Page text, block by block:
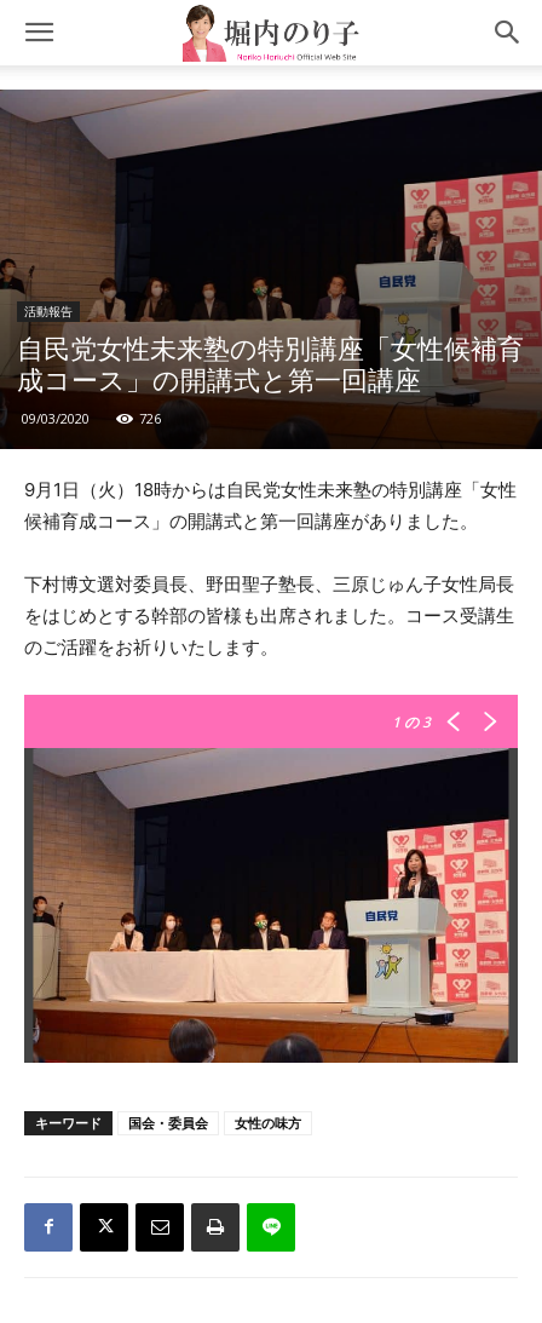
活動報告
自民党女性未来塾の特別講座「女性候補育
成コース」の開講式と第一回講座
09/03/2020 726
9月1日（火）18時からは自民党女性未来塾の特別講座「女性
候補育成コース」の開講式と第一回講座がありました。
下村博文選対委員長、野田聖子塾長、三原じゅん子女性局長
をはじめとする幹部の皆様も出席されました。コース受講生
のご活躍をお祈りいたします。
1 の 3
キーワード 国会・委員会 女性の味方